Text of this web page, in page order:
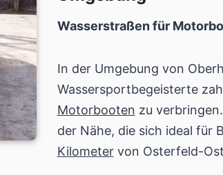
Wasserstraßen für
In der Umgebung von
Wassersportbegeisterte
Motorbooten zu
der Nähe, die sich ideal für
Kilometervon Osterfeld-